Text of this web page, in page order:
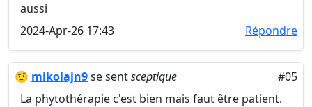
aussi
2024-Apr-26 17:43
Répondre
🤨 mikolajn9se sentsceptique
#05
La phytothérapie c'est bien mais faut être patient.